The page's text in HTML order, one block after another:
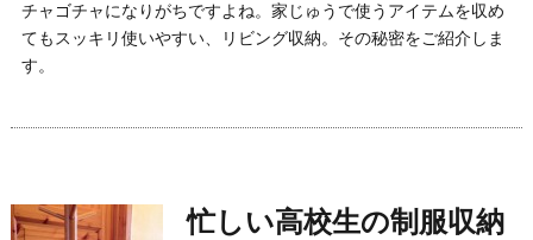
チャゴチャになりがちですよね。家じゅうで使うアイテムを収め
てもスッキリ使いやすい、リビング収納。その秘密をご紹介しま
す。
忙しい高校生の制服収納